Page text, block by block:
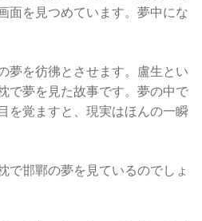
面を見つめています。夢中にな
夢を彷彿とさせます。盧生とい
で夢を見た故事です。夢の中で
を覚ますと、現実はほんの一瞬
で邯鄲の夢を見ているのでしょ